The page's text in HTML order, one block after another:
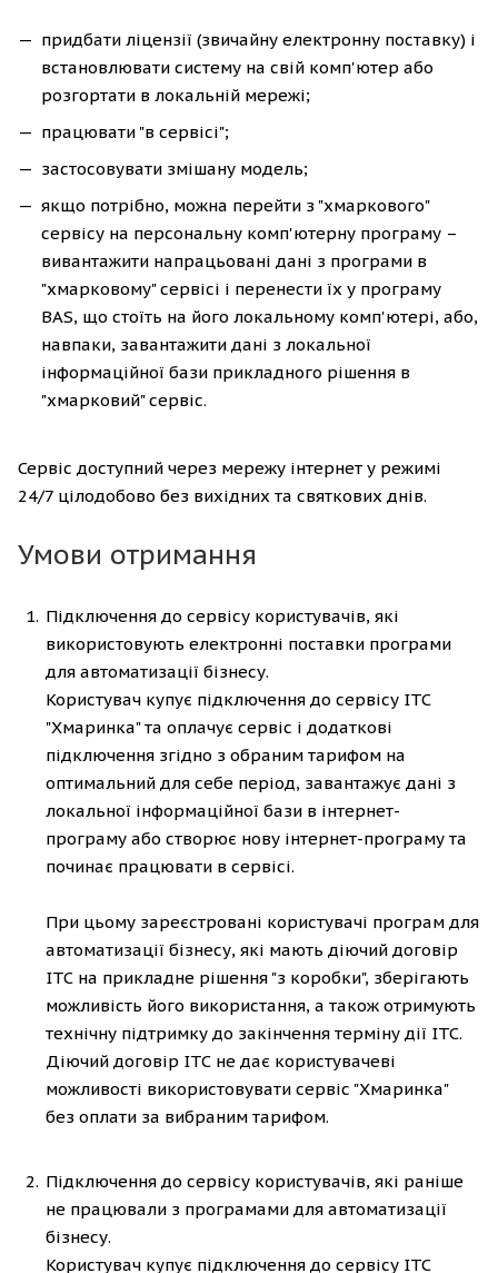
придбати ліцензії (звичайну електронну поставку) і
встановлювати систему на свій комп'ютер або
розгортати в локальній мережі;
працювати "в сервісі";
застосовувати змішану модель;
якщо потрібно, можна перейти з "хмаркового"
сервісу на персональну комп'ютерну програму –
вивантажити напрацьовані дані з програми в
"хмарковому" сервісі і перенести їх у програму
BAS, що стоїть на його локальному комп'ютері, або,
навпаки, завантажити дані з локальної
інформаційної бази прикладного рішення в
"хмарковий" сервіс.
Сервіс доступний через мережу інтернет у режимі
24/7 цілодобово без вихідних та святкових днів.
Умови отримання
Підключення до сервісу користувачів, які
використовують електронні поставки програми
для автоматизації бізнесу.
Користувач купує підключення до сервісу ІТС
"Хмаринка" та оплачує сервіс і додаткові
підключення згідно з обраним тарифом на
оптимальний для себе період, завантажує дані з
локальної інформаційної бази в інтернет-
програму або створює нову інтернет-програму та
починає працювати в сервісі.
При цьому зареєстровані користувачі програм для
автоматизації бізнесу, які мають діючий договір
ІТС на прикладне рішення "з коробки", зберігають
можливість його використання, а також отримують
технічну підтримку до закінчення терміну дії ІТС.
Діючий договір ІТС не дає користувачеві
можливості використовувати сервіс "Хмаринка"
без оплати за вибраним тарифом.
Підключення до сервісу користувачів, які раніше
не працювали з програмами для автоматизації
бізнесу.
Користувач купує підключення до сервісу ІТС